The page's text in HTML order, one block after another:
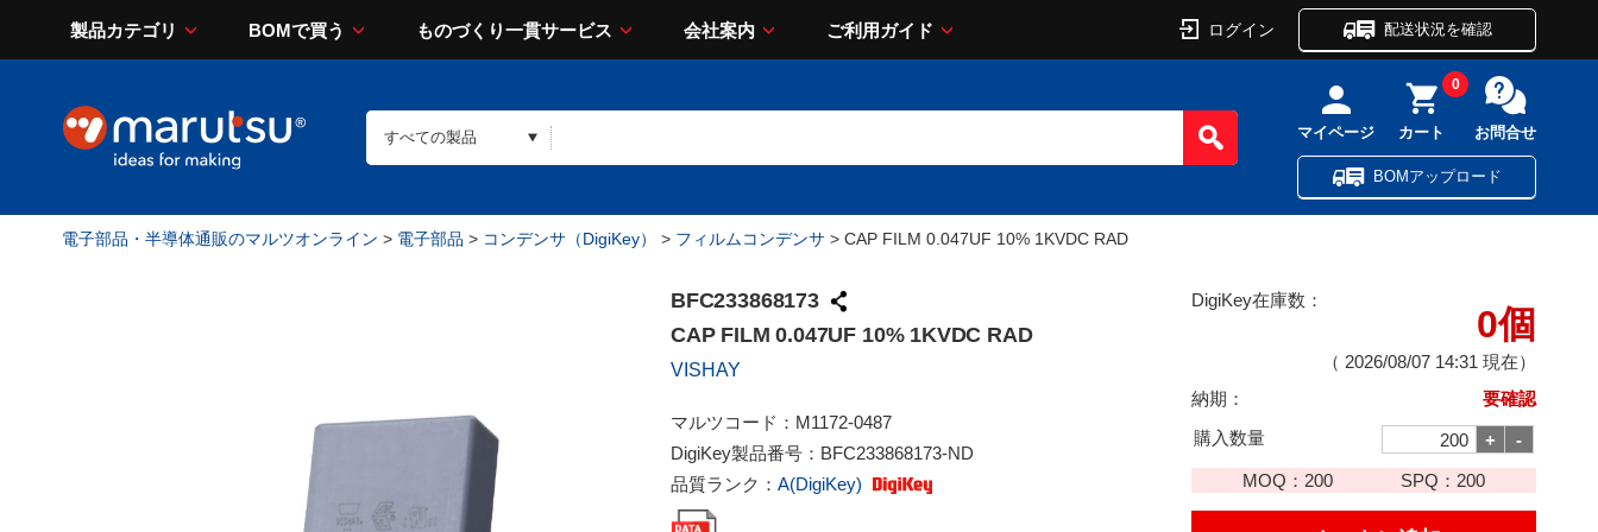
製品カテゴリ BOMで買う ものづくり一貫サービス 会社案内 ご利用ガイド ログイン 配送状況を確認
マイページ カート
0
お問合せ
BOMアップロード
電子部品・半導体通販のマルツオンライン > 電子部品 > コンデンサ（DigiKey） > フィルムコンデンサ > CAP FILM 0.047UF 10% 1KVDC RAD
BFC233868173
CAP FILM 0.047UF 10% 1KVDC RAD
VISHAY
マルツコード： M1172-0487
DigiKey製品番号： BFC233868173-ND
品質ランク： A(DigiKey)
DigiKey在庫数：
0個
（ 2026/08/07 14:31 現在）
納期：
要確認
購入数量
MOQ： 200 SPQ： 200